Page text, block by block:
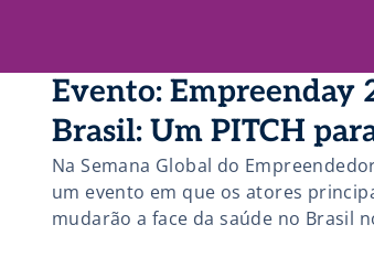
Evento: Empreenday
Brasil: Um PITCH
Na Semana Global do
um evento em que os atores
mudarão a face da saúde no Brasil